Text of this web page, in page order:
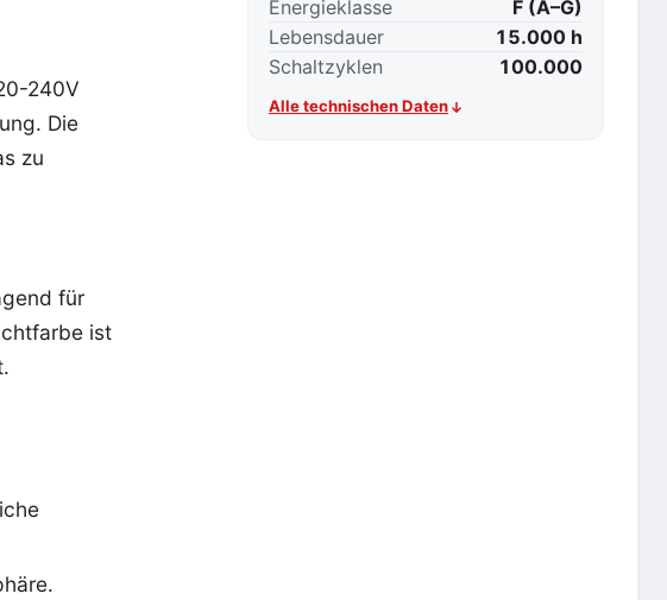
240V
Die
zu
für
ist
Energieklasse
F (A–G)
Lebensdauer
15.000 h
Schaltzyklen
100.000
Alle technischen Daten